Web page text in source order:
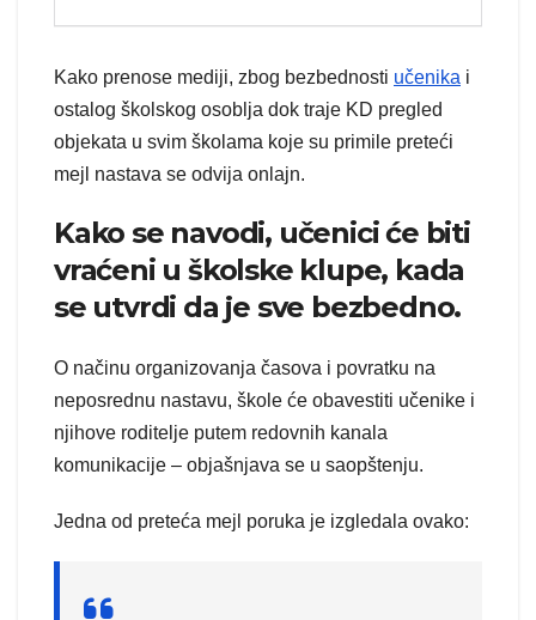
Kako prenose mediji, zbog bezbednosti učenika i
ostalog školskog osoblja dok traje KD pregled
objekata u svim školama koje su primile preteći
mejl nastava se odvija onlajn.
Kako se navodi, učenici će biti
vraćeni u školske klupe, kada
se utvrdi da je sve bezbedno.
O načinu organizovanja časova i povratku na
neposrednu nastavu, škole će obavestiti učenike i
njihove roditelje putem redovnih kanala
komunikacije – objašnjava se u saopštenju.
Jedna od preteća mejl poruka je izgledala ovako: